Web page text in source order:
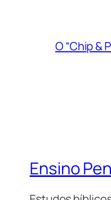
includes
every
single
O “Chip &
Ensino